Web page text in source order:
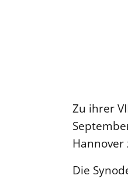
Zu ihrer
Hannover
Die